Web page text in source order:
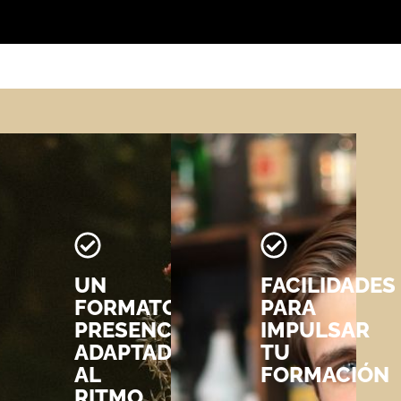
UN
FORMATO
PRESENCIAL
ADAPTADO
AL
FACILIDADES
PARA
IMPULSAR
TU
FORMACIÓN